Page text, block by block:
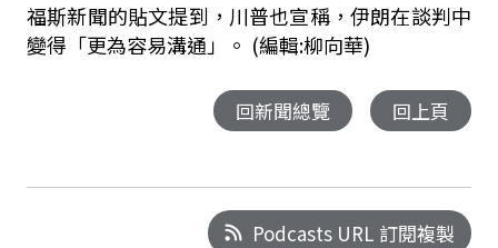
福斯新聞的貼文提到，川普也宣稱，伊朗在談判中
變得「更為容易溝通」。 (編輯:柳向華)
回新聞總覽 回上頁
Podcasts URL 訂閱複製